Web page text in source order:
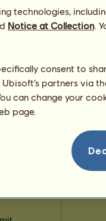
technologies,
Notice at Collection.
consent to
partners via
can change your
page.